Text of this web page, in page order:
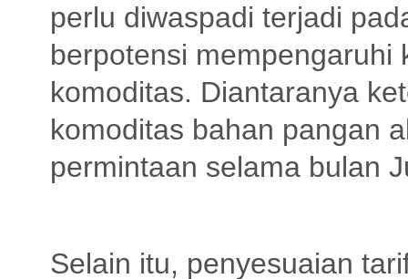
perlu diwaspadi terjadi
berpotensi mempengaruhi
komoditas. Diantaranya
komoditas bahan pangan
permintaan selama bulan
Selain itu, penyesuaian